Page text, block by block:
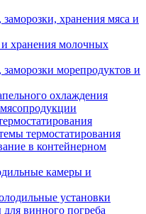
хранения мяса и
хранения молочных
морепродуктов и
охлаждения
термостатирования
в контейнерном
камеры и
установки
винного погреба